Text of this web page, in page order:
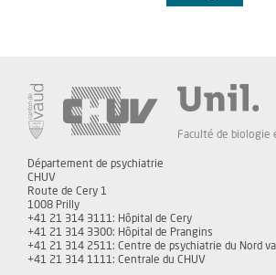
Faculté de biologie
Département de psychiatrie
CHUV
Route de Cery 1
1008 Prilly
+41 21 314 3111: Hôpital de Cery
+41 21 314 3300: Hôpital de Prangins
+41 21 314 2511: Centre de psychiatrie du Nord
+41 21 314 1111: Centrale du CHUV